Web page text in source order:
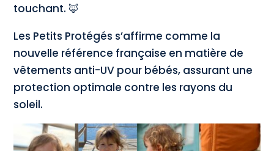
touchant. 🦊
Les Petits Protégés s’affirme comme la
nouvelle référence française en matière de
vêtements anti-UV pour bébés, assurant une
protection optimale contre les rayons du
soleil.